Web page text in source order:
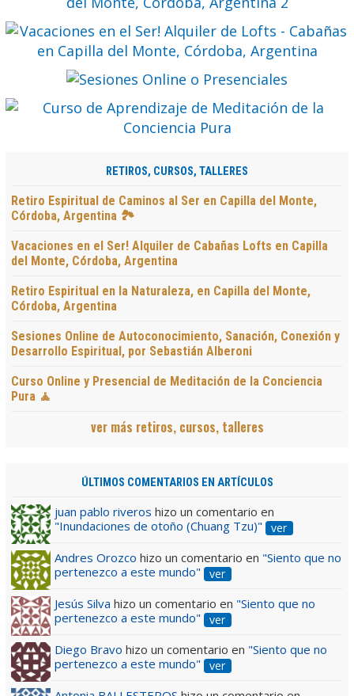
RETIROS, CURSOS, TALLERES
Retiro Espiritual de Caminos al Ser en Capilla del Monte,
Córdoba, Argentina 🏞️
Vacaciones en el Ser! Alquiler de Cabañas Lofts en Capilla
del Monte, Córdoba, Argentina
Retiro Espiritual en la Naturaleza, en Capilla del Monte,
Córdoba, Argentina
Sesiones Online de Autoconocimiento, Sanación, Conexión y
Desarrollo Espiritual, por Sebastián Alberoni
Curso Online y Presencial de Meditación de la Conciencia
Pura 🧘
ver más retiros, cursos, talleres
ÚLTIMOS COMENTARIOS EN ARTÍCULOS
juan pablo riveros hizo un comentario en
"Inundaciones de otoño (Chuang Tzu)"
ver
Andres Orozco hizo un comentario en "Siento que no
pertenezco a este mundo"
ver
Jesús Silva hizo un comentario en "Siento que no
pertenezco a este mundo"
ver
Diego Bravo hizo un comentario en "Siento que no
pertenezco a este mundo"
ver